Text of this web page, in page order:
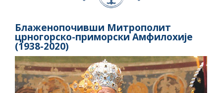
Блаженопочивши Митрополит
црногорско-приморски Амфилохије
(1938-2020)